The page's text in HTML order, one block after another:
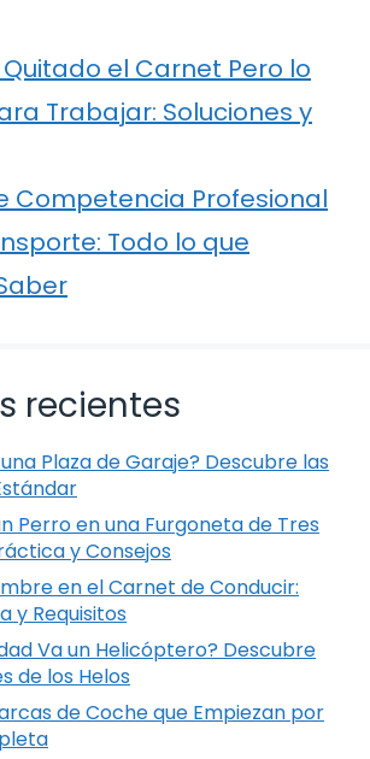
Quitado el Carnet Pero lo
Trabajar: Soluciones y
Competencia Profesional
Todo lo que
recientes
Plaza de Garaje? Descubre las
Perro en una Furgoneta de Tres
y Consejos
en el Carnet de Conducir:
y Requisitos
Va un Helicóptero? Descubre
de los Helos
de Coche que Empiezan por